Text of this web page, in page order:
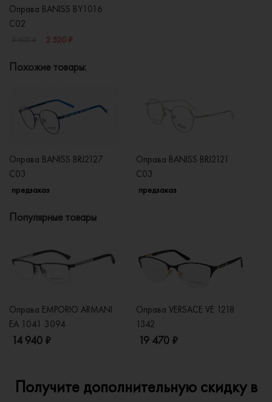
Оправа BANISS BY1016
C02
2 520 ₽
Похожие товары:
Оправа BANISS BRJ2127
C03
предзаказ
Оправа BANISS BRJ2121
C03
предзаказ
Популярные товары
Оправа EMPORIO ARMANI
EA 1041 3094
14 940 ₽
Оправа VERSACE VE 1218
1342
19 470 ₽
Получите дополнительную скидку в